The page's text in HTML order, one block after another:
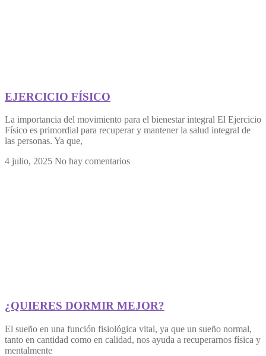
EJERCICIO FÍSICO
La importancia del movimiento para el bienestar integral El Ejercicio
Físico es primordial para recuperar y mantener la salud integral de
las personas. Ya que,
4 julio, 2025 No hay comentarios
¿QUIERES DORMIR MEJOR?
El sueño en una función fisiológica vital, ya que un sueño normal,
tanto en cantidad como en calidad, nos ayuda a recuperarnos física y
mentalmente